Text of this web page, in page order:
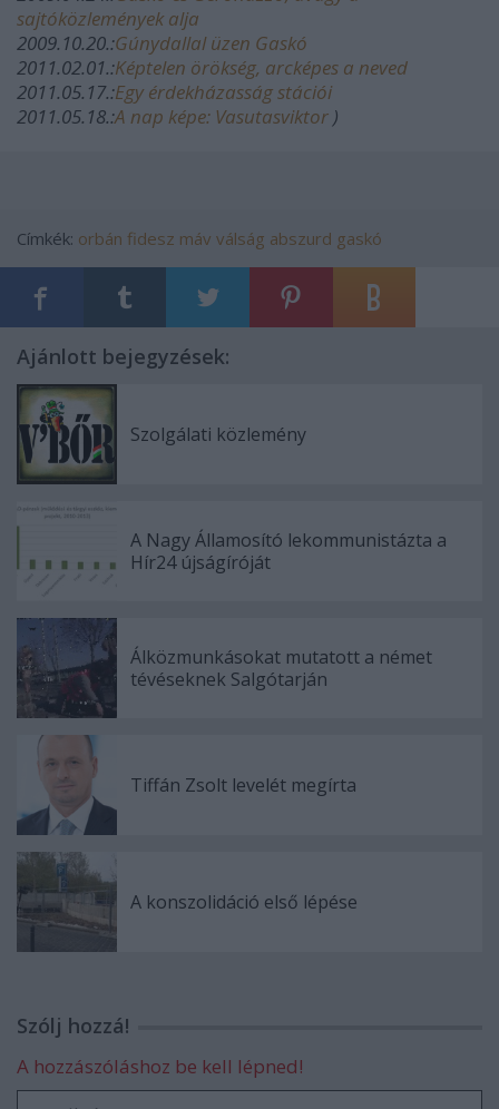
sajtóközlemények alja
2009.10.20.:Gúnydallal üzen Gaskó
2011.02.01.:Képtelen örökség, arcképes a neved
2011.05.17.:Egy érdekházasság stációi
2011.05.18.:A nap képe: Vasutasviktor )
Címkék: orbán fidesz máv válság abszurd gaskó
Ajánlott bejegyzések:
Szolgálati közlemény
A Nagy Államosító lekommunistázta a
Hír24 újságíróját
Álközmunkásokat mutatott a német
tévéseknek Salgótarján
Tiffán Zsolt levelét megírta
A konszolidáció első lépése
Szólj hozzá!
A hozzászóláshoz be kell lépned!